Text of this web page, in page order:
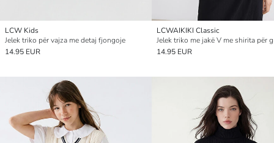
LCW Kids
Jelek triko për vajza me detaj fjongoje
14.95 EUR
LCWAIKIKI Classic
Jelek triko me jakë V me shirita për
14.95 EUR